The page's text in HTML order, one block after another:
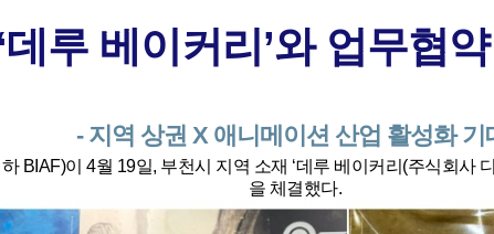
데루 베이커리’와 업무협
- 지역 상권 X 애니메이션 산업 활성화 기
BIAF)이 4월 19일, 부천시 지역 소재 ‘데루 베이커리(주식회사
을 체결했다.